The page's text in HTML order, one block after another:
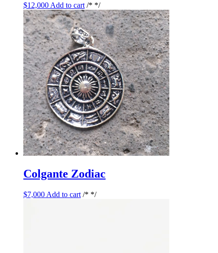
$12,000 Add to cart /* */
Colgante Zodiac
$7,000 Add to cart /* */